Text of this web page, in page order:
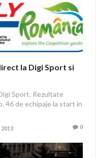
la Digi Sport si
Sport. Rezultate
46 de echipaje la start in
2013 0